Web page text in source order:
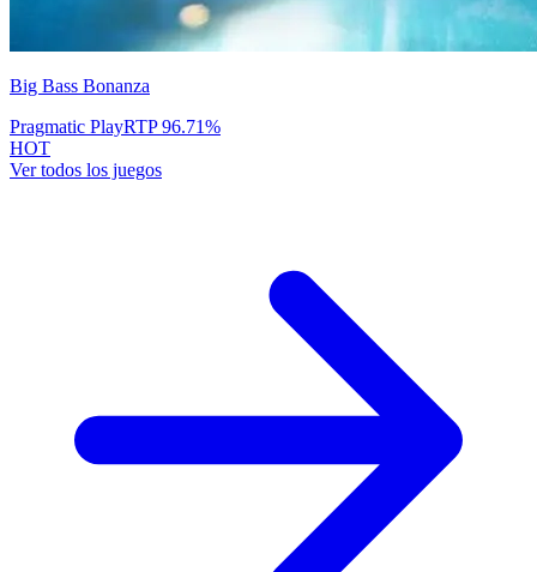
Big Bass Bonanza
Pragmatic PlayRTP96.71%
HOT
Ver todos los juegos